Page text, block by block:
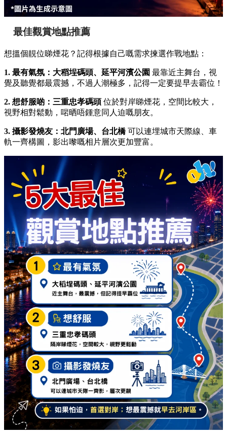
最佳觀賞地點推薦
想搵個靚位睇煙花？記得根據自己嘅需求揀選作戰地點：
1. 最有氣氛：大稻埕碼頭、延平河濱公園 最靠近主舞台，視
覺及聽覺都最震撼，不過人潮極多，記得一定要提早去霸位！
2. 想舒服啲：三重忠孝碼頭 位於對岸睇煙花，空間比較大，
視野相對鬆動，啱晒唔鍾意同人迫嘅朋友。
3. 攝影發燒友：北門廣場、台北橋可以連埋城市天際線、車
軌一齊構圖，影出嚟嘅相片層次更加豐富。